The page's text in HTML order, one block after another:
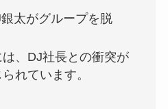
太がグループを脱
、DJ社長との衝突が
れています。